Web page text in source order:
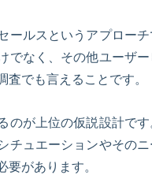
ールスというアプロー
でなく、その他ユーザ
査でも言えることです。
のが上位の仮説設計で
チュエーションやその
要があります。